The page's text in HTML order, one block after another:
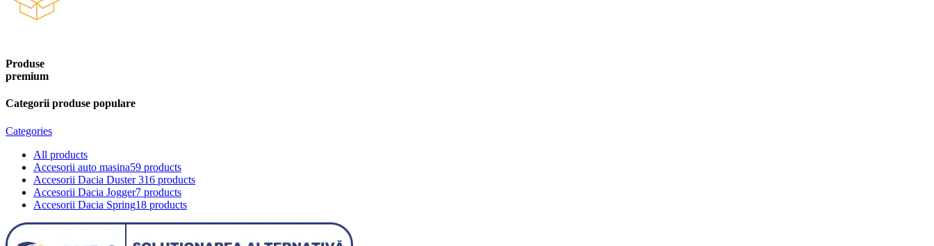
Produse
premium
Categorii produse populare
Categories
All products
Accesorii auto masina59 products
Accesorii Dacia Duster 316 products
Accesorii Dacia Jogger7 products
Accesorii Dacia Spring18 products